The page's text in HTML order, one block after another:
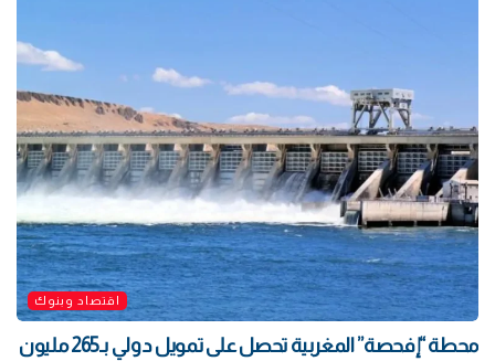
اقتصاد وبنوك
محطة “إفحصة” المغربية تحصل على تمويل دولي بـ265 مليون